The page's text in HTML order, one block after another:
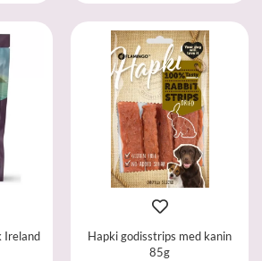
Ireland
Hapki godisstrips med kanin
85g